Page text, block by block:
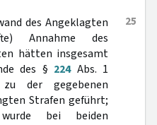
25
des Angeklagten
Annahme des
hätten insgesamt
des § 224Abs. 1
der gegebenen
Strafen geführt;
bei beiden